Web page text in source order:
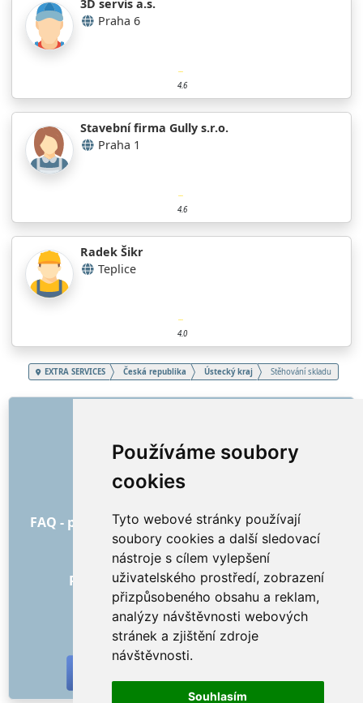
Používáme soubory
cookies
Tyto webové stránky používají
soubory cookies a další sledovací
nástroje s cílem vylepšení
uživatelského prostředí, zobrazení
přizpůsobeného obsahu a reklam,
analýzy návštěvnosti webových
stránek a zjištění zdroje
návštěvnosti.
Souhlasím
3D servis a.s.
Praha 6
4.6
Stavební firma Gully s.r.o.
Praha 1
4.6
Radek Šikr
Teplice
4.0
EXTRA SERVICES Česká republika Ústecký kraj Stěhování skladu
O nás
Jak to všechno začalo
Ceník
FAQ - pro objednatele FAQ - pro poskytovatele
Reklama a marketing
Blog
Recenze objednávek s hodnocením
Kontakt
SOCIÁLNÍ SÍTĚ